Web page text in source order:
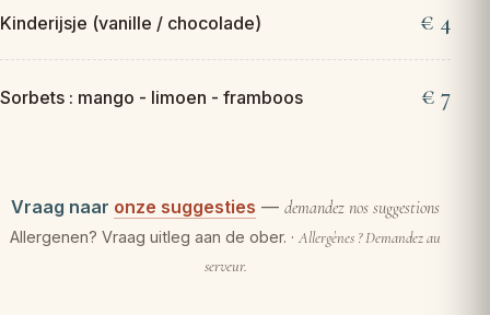
Kinderijsje (vanille / chocolade) 4
Sorbets : mango - limoen - framboos 7
Vraag naar onze suggesties —demandez nos suggestions
Allergenen? Vraag uitleg aan de ober. · Allergènes ? Demandez au
serveur.